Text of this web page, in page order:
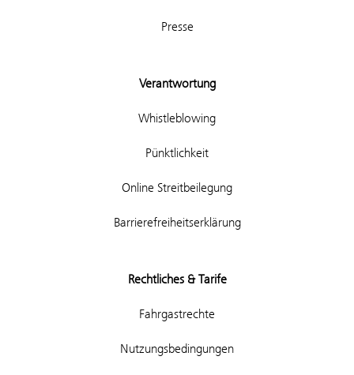
Presse
Verantwortung
Whistleblowing
Pünktlichkeit
Online Streitbeilegung
Barrierefreiheitserklärung
Rechtliches & Tarife
Fahrgastrechte
Nutzungsbedingungen